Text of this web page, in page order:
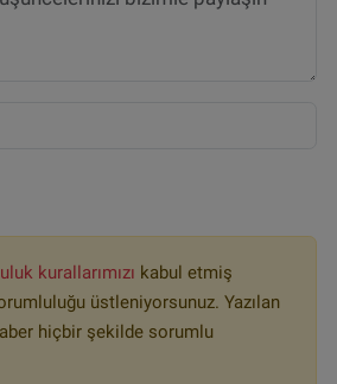
kurallarımızı kabul etmiş
üstleniyorsunuz. Yazılan
hiçbir şekilde sorumlu